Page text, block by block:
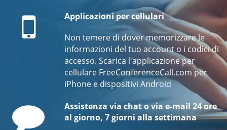
Mobile
Applicazioni per cellulari
Non temere di dover memorizzare le
informazioni del tuo account o i codici di
accesso. Scarica l'applicazione per
cellulare FreeConferenceCall.com per
iPhone e dispositivi Android
Comment
Assistenza via chat o via e-mail 24 ore
al giorno, 7 giorni alla settimana